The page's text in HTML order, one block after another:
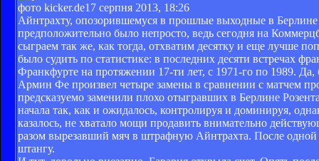
фото kicker.de17 серпня 2013, 18:26
Айнтрахту, опозорившемуся в прошлые выходные в Берлине
предположительно было непросто, ведь сегодня на
сыграем так же, как тогда, отхватим десятку и еще лучше
было судить по статистике: в последних десяти встречах
Франкфурте на протяжении 17-ти лет, с 1971-го по 1989.
Армин Фе произвел четыре замены в сравнении с матчем
предсказуемо заменили плохо отыгравших в Берлине
начала так, как и ожидалось, контролируя и доминируя,
казалось, не хватало мощи продавить внимательно
разом вырезавший мяч в штрафную Айнтрахта. После одной
штангу.